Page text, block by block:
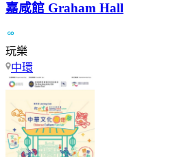
嘉咸館 Graham Hall
玩樂
中環